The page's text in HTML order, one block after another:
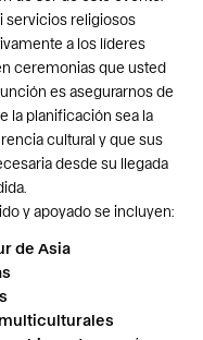
servicios religiosos
a los líderes
ceremonias que usted
es asegurarnos de
la planificación sea la
cultural y que sus
desde su llegada
y apoyado se incluyen:
de Asia